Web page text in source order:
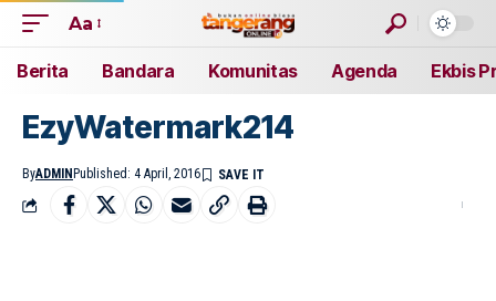
Aa
Berita Bandara Komunitas Agenda Ekbis
EzyWatermark214
ByADMIN Published: 4 April, 2016